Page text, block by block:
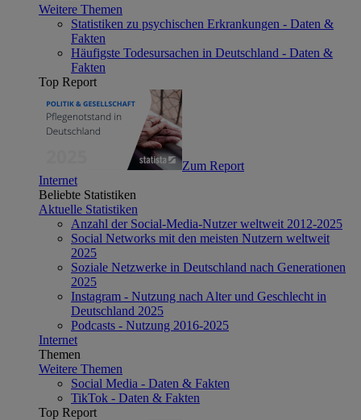
Weitere Themen
Statistiken zu psychischen Erkrankungen - Daten &
Fakten
Häufigste Todesursachen in Deutschland - Daten &
Fakten
Top Report
Zum Report
Internet
Beliebte Statistiken
Aktuelle Statistiken
Anzahl der Social-Media-Nutzer weltweit 2012-2025
Social Networks mit den meisten Nutzern weltweit
2025
Soziale Netzwerke in Deutschland nach Generationen
2025
Instagram - Nutzung nach Alter und Geschlecht in
Deutschland 2025
Podcasts - Nutzung 2016-2025
Internet
Themen
Weitere Themen
Social Media - Daten & Fakten
TikTok - Daten & Fakten
Top Report